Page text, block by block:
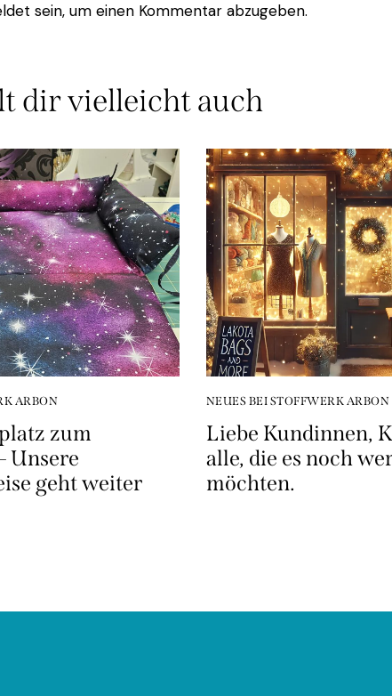
sein, um einen Kommentar abzugeben.
dir vielleicht auch
ARBON
zum
Unsere
geht weiter
NEUES BEI STOFFWERK ARBON
Liebe Kundinnen,
alle, die es noch
möchten.